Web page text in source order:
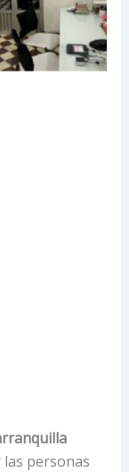
personas